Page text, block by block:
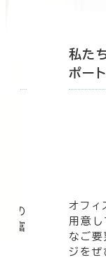
の
豊富
私た
ポー
オフ
用意
なご
ジをぜ